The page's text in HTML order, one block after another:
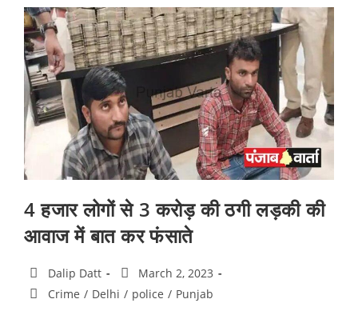
4 हजार लोगों से 3 करोड़ की ठगी लड़की की
आवाज में बात कर फंसाते
Dalip Datt
March 2, 2023
Crime / Delhi / police / Punjab